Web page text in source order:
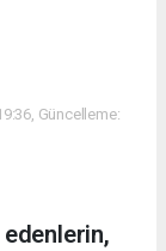
Güncelleme:
edenlerin,